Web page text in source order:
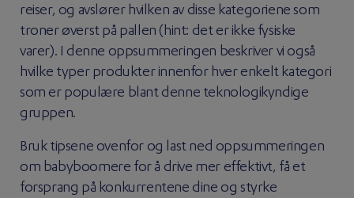
reiser, og avslører hvilken av disse kategoriene som
troner øverst på pallen (hint: det er ikke fysiske
varer). I denne oppsummeringen beskriver vi også
hvilke typer produkter innenfor hver enkelt kategori
som er populære blant denne teknologikyndige
gruppen.
Bruk tipsene ovenfor og last ned oppsummeringen
om babyboomere for å drive mer effektivt, få et
forsprang på konkurrentene dine og styrke